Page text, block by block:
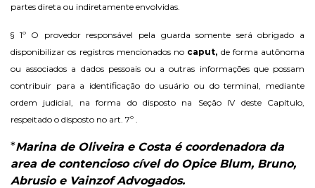
partes direta ou indiretamente envolvidas.
§ 1º O provedor responsável pela guarda somente será obrigado a
disponibilizar os registros mencionados no caput, de forma autônoma
ou associados a dados pessoais ou a outras informações que possam
contribuir para a identificação do usuário ou do terminal, mediante
ordem judicial, na forma do disposto na Seção IV deste Capítulo,
respeitado o disposto no art. 7º .
*Marina de Oliveira e Costa é coordenadora da
area de contencioso cível do Opice Blum, Bruno,
Abrusio e Vainzof Advogados.